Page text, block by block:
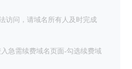
访问，请域名所有人及时完成
急需续费域名页面-勾选续费域